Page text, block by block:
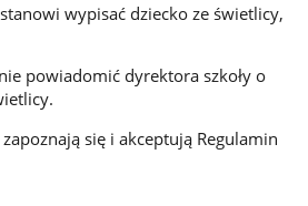
wypisać dziecko ze świetlicy,
powiadomić dyrektora szkoły o
się i akceptują Regulamin